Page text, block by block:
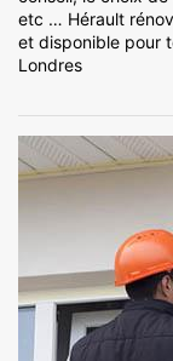
etc … Hérault
et disponible pour
Londres